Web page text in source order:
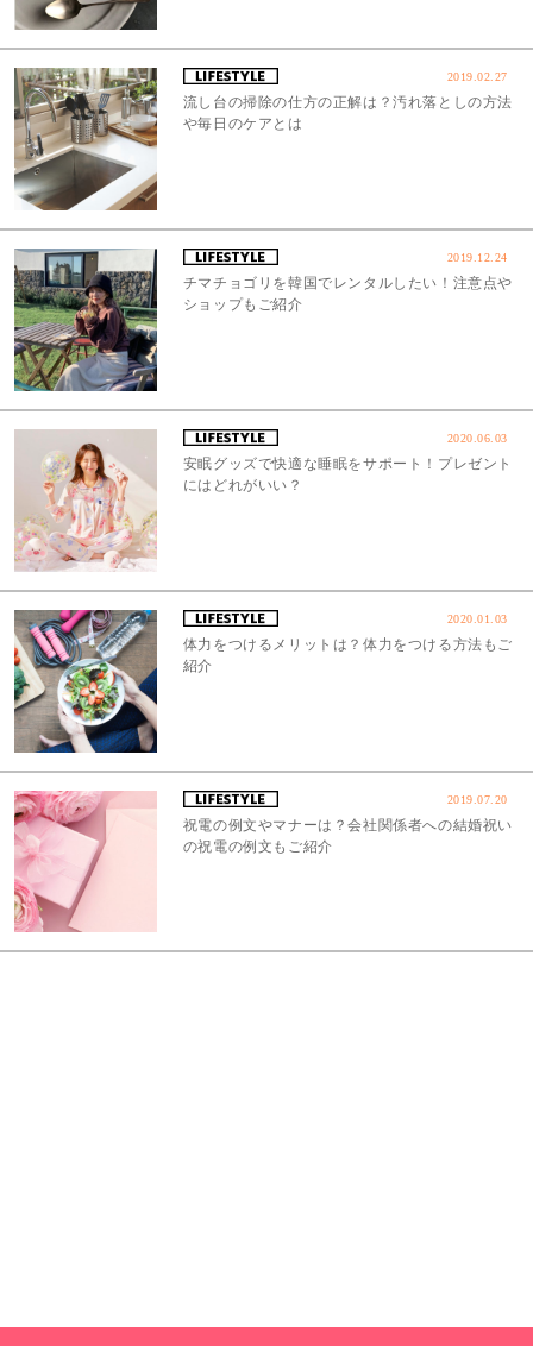
2019.02.27
流し台の掃除の仕方の正解は？汚れ落としの方法
や毎日のケアとは
2019.12.24
チマチョゴリを韓国でレンタルしたい！注意点や
ショップもご紹介
2020.06.03
安眠グッズで快適な睡眠をサポート！プレゼント
にはどれがいい？
2020.01.03
体力をつけるメリットは？体力をつける方法もご
紹介
2019.07.20
祝電の例文やマナーは？会社関係者への結婚祝い
の祝電の例文もご紹介